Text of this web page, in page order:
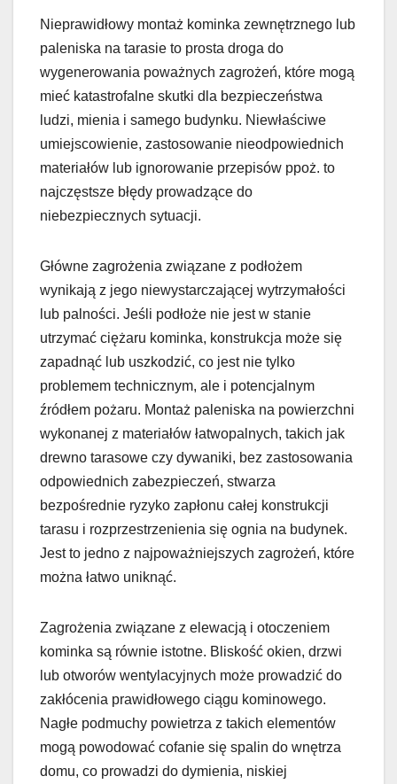
Nieprawidłowy montaż kominka zewnętrznego lub
paleniska na tarasie to prosta droga do
wygenerowania poważnych zagrożeń, które mogą
mieć katastrofalne skutki dla bezpieczeństwa
ludzi, mienia i samego budynku. Niewłaściwe
umiejscowienie, zastosowanie nieodpowiednich
materiałów lub ignorowanie przepisów ppoż. to
najczęstsze błędy prowadzące do
niebezpiecznych sytuacji.
Główne zagrożenia związane z podłożem
wynikają z jego niewystarczającej wytrzymałości
lub palności. Jeśli podłoże nie jest w stanie
utrzymać ciężaru kominka, konstrukcja może się
zapadnąć lub uszkodzić, co jest nie tylko
problemem technicznym, ale i potencjalnym
źródłem pożaru. Montaż paleniska na powierzchni
wykonanej z materiałów łatwopalnych, takich jak
drewno tarasowe czy dywaniki, bez zastosowania
odpowiednich zabezpieczeń, stwarza
bezpośrednie ryzyko zapłonu całej konstrukcji
tarasu i rozprzestrzenienia się ognia na budynek.
Jest to jedno z najpoważniejszych zagrożeń, które
można łatwo uniknąć.
Zagrożenia związane z elewacją i otoczeniem
kominka są równie istotne. Bliskość okien, drzwi
lub otworów wentylacyjnych może prowadzić do
zakłócenia prawidłowego ciągu kominowego.
Nagłe podmuchy powietrza z takich elementów
mogą powodować cofanie się spalin do wnętrza
domu, co prowadzi do dymienia, niskiej